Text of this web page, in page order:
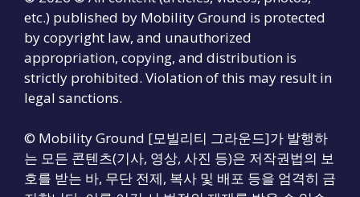
etc.) published by Mobility Ground is protected
by copyright law, and unauthorized
appropriation, copying, and distribution is
strictly prohibited. Violation of this may result in
legal sanctions.
© Mobility Ground [모빌리티 그라운드]가 발행하
는 모든 콘텐츠(기사, 영상, 사진 등)은 저작권법의 보
호를 받는 바, 무단 전제, 복사 및 배포 등을 엄격히 금